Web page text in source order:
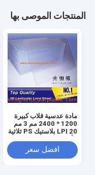
المنتجات الموصى بها
مادة عدسية قلاب كبيرة
1200 * 2400 مم 3 مم
20 LPI بلاستيك PS ثلاثية
لعرض الرفافضل سعر